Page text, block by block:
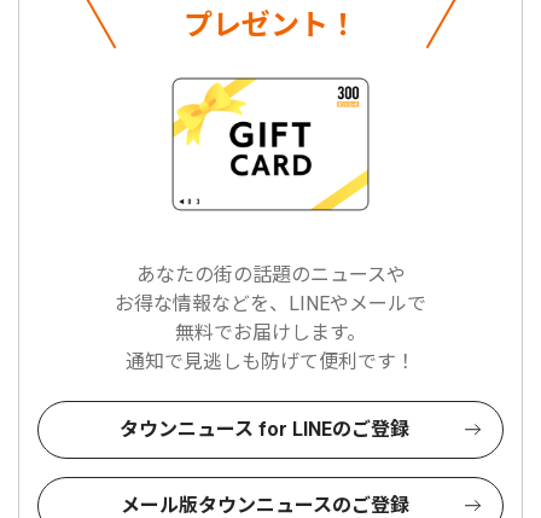
プレゼント！
あなたの街の話題のニュースや
お得な情報などを、LINEやメールで
無料でお届けします。
通知で見逃しも防げて便利です！
タウンニュース for LINEのご登録
メール版タウンニュースのご登録